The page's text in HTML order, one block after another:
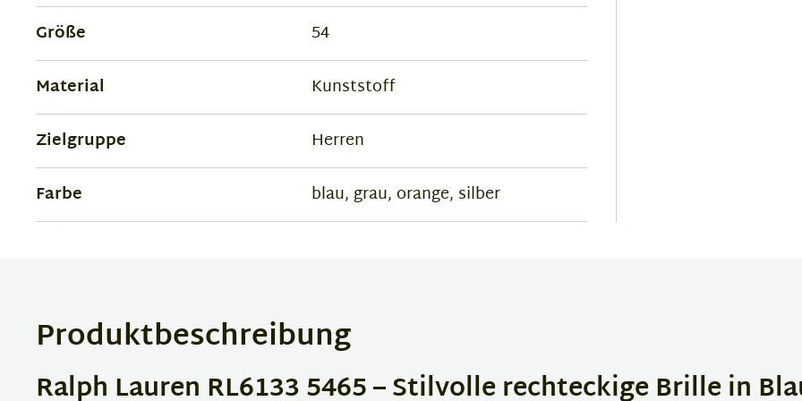
Größe
54
Material
Kunststoff
Zielgruppe
Herren
Farbe
blau, grau, orange, silber
Produktbeschreibung
Ralph Lauren RL6133 5465 – Stilvolle rechteckige Brille in